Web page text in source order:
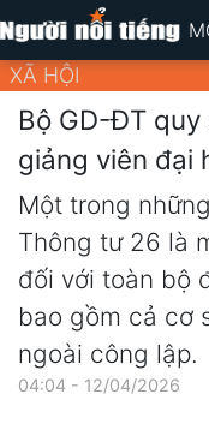
XÃ HỘI
Bộ GD-ĐT
giảng viên đại
Một trong
Thông tư 26 là
đối với toàn bộ
bao gồm cả cơ
ngoài công lập.
04:04 - 12/04/2026